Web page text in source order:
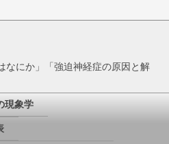
なにか」「強迫神経症の原因と解
現象学